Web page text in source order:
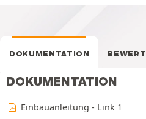
DOKUMENTATION
DOKUMENTATION
Einbauanleitung - Link 1